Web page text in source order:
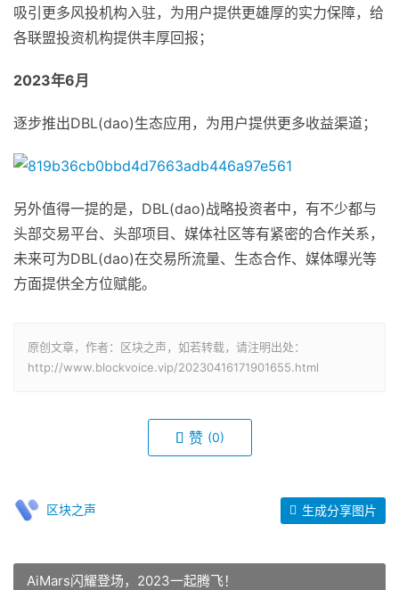
吸引更多风投机构入驻，为用户提供更雄厚的实力保障，给
各联盟投资机构提供丰厚回报；
2023年6月
逐步推出DBL(dao)生态应用，为用户提供更多收益渠道；
另外值得一提的是，DBL(dao)战略投资者中，有不少都与
头部交易平台、头部项目、媒体社区等有紧密的合作关系，
未来可为DBL(dao)在交易所流量、生态合作、媒体曝光等
方面提供全方位赋能。
原创文章，作者：区块之声，如若转载，请注明出处：
http://www.blockvoice.vip/20230416171901655.html
赞 (0)
区块之声 生成分享图片
AiMars闪耀登场，2023一起腾飞！